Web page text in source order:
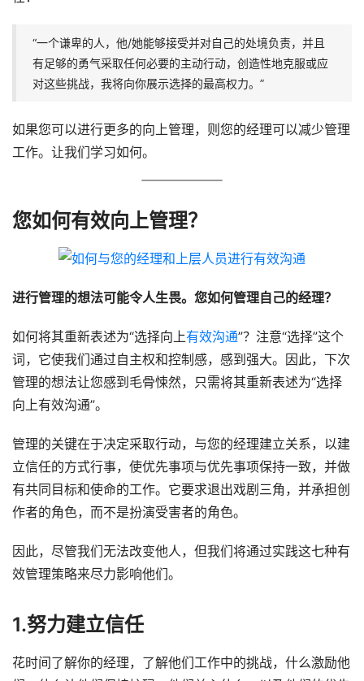
“一个谦卑的人，他/她能够接受并对自己的处境负责，并且
有足够的勇气采取任何必要的主动行动，创造性地克服或应
对这些挑战，我将向你展示选择的最高权力。”
如果您可以进行更多的向上管理，则您的经理可以减少管理
工作。让我们学习如何。
您如何有效向上管理？
进行管理的想法可能令人生畏。您如何管理自己的经理？
如何将其重新表述为“选择向上有效沟通”？注意“选择”这个
词，它使我们通过自主权和控制感，感到强大。因此，下次
管理的想法让您感到毛骨悚然，只需将其重新表述为“选择
向上有效沟通”。
管理的关键在于决定采取行动，与您的经理建立关系，以建
立信任的方式行事，使优先事项与优先事项保持一致，并做
有共同目标和使命的工作。它要求退出戏剧三角，并承担创
作者的角色，而不是扮演受害者的角色。
因此，尽管我们无法改变他人，但我们将通过实践这七种有
效管理策略来尽力影响他们。
1.努力建立信任
花时间了解你的经理，了解他们工作中的挑战，什么激励他